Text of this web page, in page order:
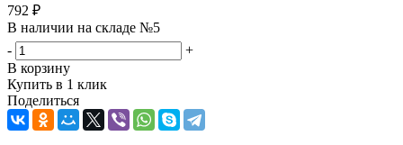
792 ₽
В наличии на складе №5
-
+
В корзину
Купить в 1 клик
Поделиться